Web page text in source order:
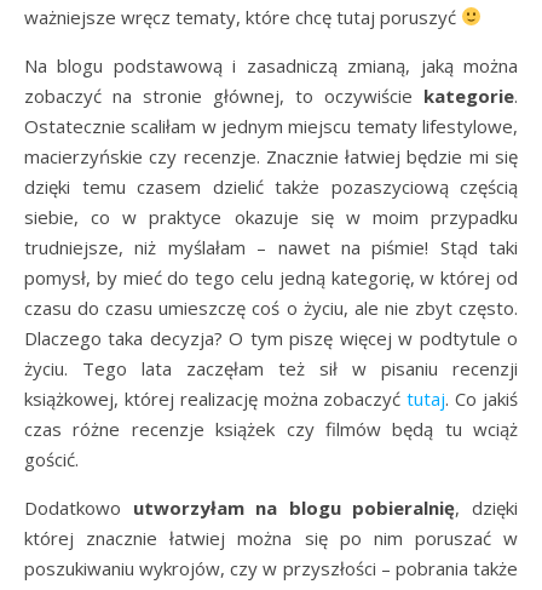
ważniejsze wręcz tematy, które chcę tutaj poruszyć
Na blogu podstawową i zasadniczą zmianą, jaką można
zobaczyć na stronie głównej, to oczywiście kategorie.
Ostatecznie scaliłam w jednym miejscu tematy lifestylowe,
macierzyńskie czy recenzje. Znacznie łatwiej będzie mi się
dzięki temu czasem dzielić także pozaszyciową częścią
siebie, co w praktyce okazuje się w moim przypadku
trudniejsze, niż myślałam – nawet na piśmie! Stąd taki
pomysł, by mieć do tego celu jedną kategorię, w której od
czasu do czasu umieszczę coś o życiu, ale nie zbyt często.
Dlaczego taka decyzja? O tym piszę więcej w podtytule o
życiu. Tego lata zaczęłam też sił w pisaniu recenzji
książkowej, której realizację można zobaczyćtutaj. Co jakiś
czas różne recenzje książek czy filmów będą tu wciąż
gościć.
Dodatkowo utworzyłam na blogu pobieralnię, dzięki
której znacznie łatwiej można się po nim poruszać w
poszukiwaniu wykrojów, czy w przyszłości – pobrania także